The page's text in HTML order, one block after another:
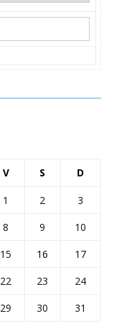
V S D
1 2
3
8 9
10
15 16
17
22 23
24
29 30 31